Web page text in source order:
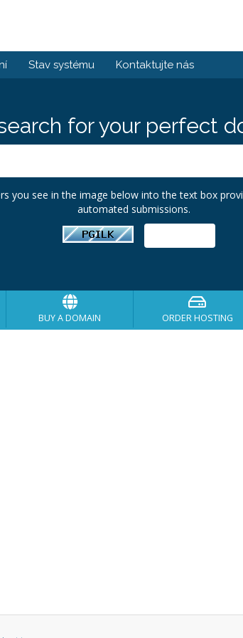
Stav systému Kontaktujte nás
for your perfect
you see in the image below into the text box
automated submissions.
BUY A DOMAIN ORDER HOSTING